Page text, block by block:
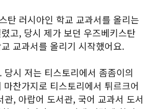
탄 러시아인 학교 교과서를 올리는
고, 당시 제가 보던 우즈베키스탄
교과서를 올리기 시작했어요.
시 저는 티스토리에서 좀좀이의
찬가지로 티스토리에서 튀르크어
관, 아랍어 도서관, 국어 교과서 도서